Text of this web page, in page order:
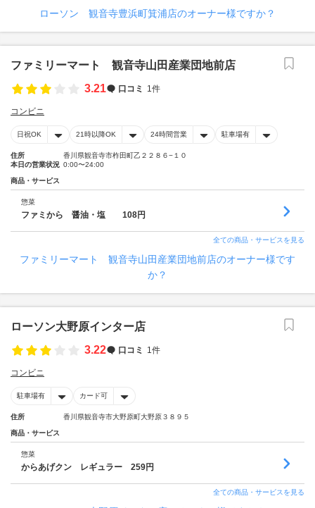
ローソン 観音寺豊浜町箕浦店のオーナー様ですか？
ファミリーマート 観音寺山田産業団地前店
3.21
口コミ 1件
コンビニ
日祝OK 21時以降OK 24時間営業 駐車場有
住所
香川県観音寺市柞田町乙２２８６−１０
本日の営業状況 0:00〜24:00
商品・サービス
惣菜
ファミから 醤油・塩 108円
全ての商品・サービスを見る
ファミリーマート 観音寺山田産業団地前店のオーナー様です
か？
ローソン大野原インター店
3.22
口コミ 1件
コンビニ
駐車場有 カード可
住所 香川県観音寺市大野原町大野原３８９５
商品・サービス
惣菜
からあげクン レギュラー 259円
全ての商品・サービスを見る